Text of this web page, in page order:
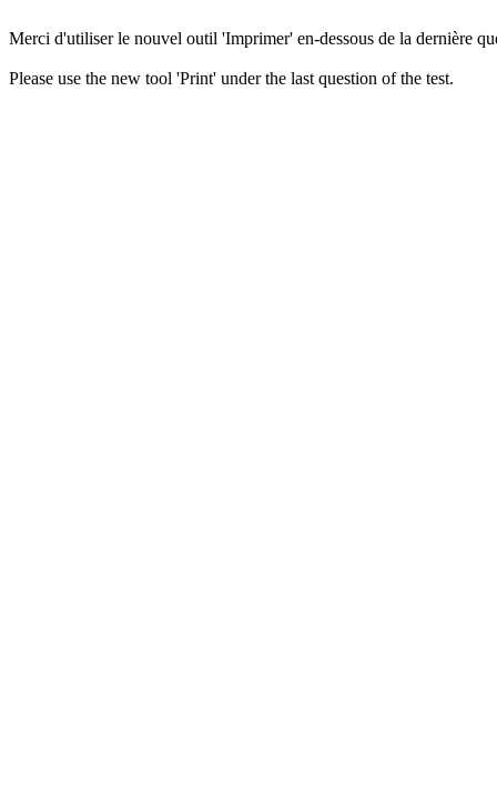
Merci d'utiliser le nouvel outil 'Imprimer' en-dessous de la dernière
Please use the new tool 'Print' under the last question of the test.